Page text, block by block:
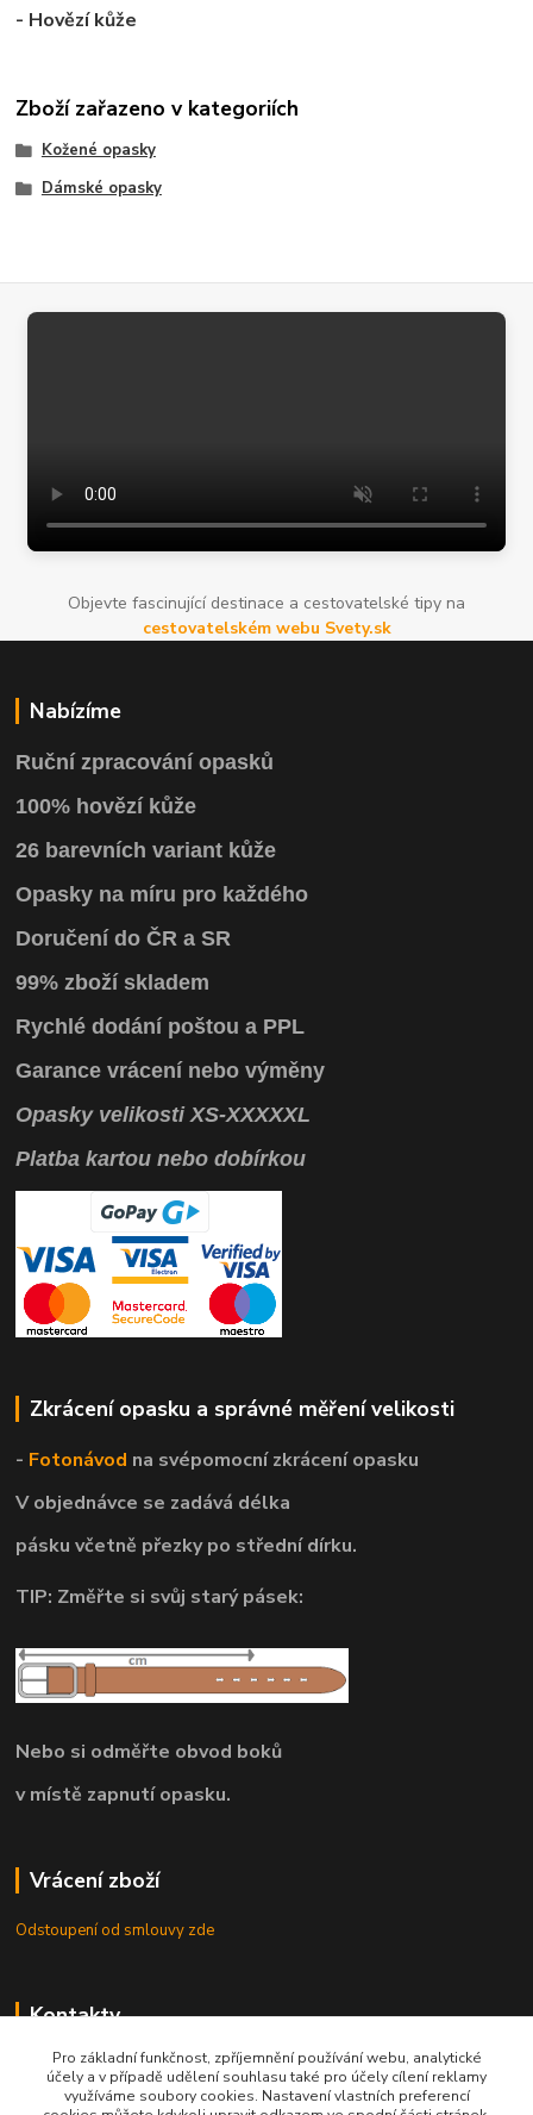
- Hovězí kůže
Zboží zařazeno v kategoriích
Kožené opasky
Dámské opasky
Objevte fascinující destinace a cestovatelské tipy na
cestovatelském webu Svety.sk
Nabízíme
Ruční zpracování opasků
100% hovězí kůže
26 barevních variant kůže
Opasky na míru pro každého
Doručení do ČR a SR
99% zboží skladem
Rychlé dodání poštou a PPL
Garance vrácení nebo výměny
OpaskyvelikostiXS-XXXXXL
Platba kartou nebo dobírkou
Zkrácení opasku a správné měření velikosti
- Fotonávod na svépomocnízkrácení opasku
V objednávce se zadává délka
pásku včetně přezky po střední dírku.
TIP: Změřte si svůj starý pásek:
Nebo si odměřte obvod boků
v místě zapnutí opasku.
Vrácení zboží
Odstoupení od smlouvy zde
Kontakty
8.00 - 22.00 / info@opasky.biz
Pro základní funkčnost, zpříjemnění používání webu, analytické
účely a v případě udělení souhlasu také pro účely cílení reklamy
využíváme soubory cookies. Nastavení vlastních preferencí